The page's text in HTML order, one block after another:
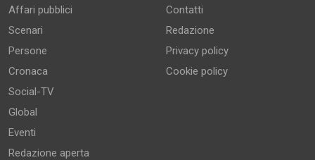
Affari pubblici
Scenari
Persone
Cronaca
Social-TV
Global
Eventi
Redazione aperta
Contatti
Redazione
Privacy policy
Cookie policy